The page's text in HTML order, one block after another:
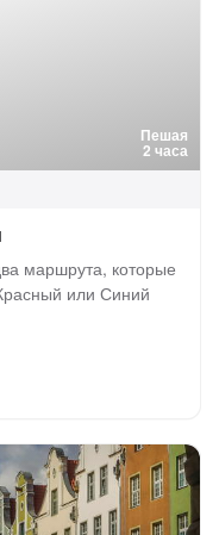
Пешая
2 часа
маршрута, которые
или Синий